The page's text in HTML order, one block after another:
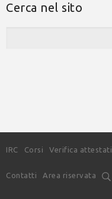
Cerca nel sito
IRC Corsi Verifica attestati
Contatti Area riservata